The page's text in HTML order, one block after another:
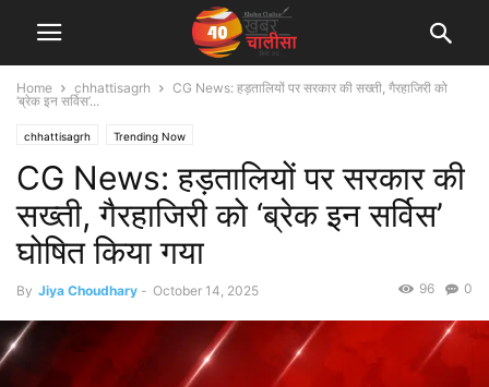
Home chhattisagrh
CG News: हड़तालियों पर सरकार की सख्ती, गैरहाजिरी को
‘ब्रेक इन सर्विस’...
chhattisagrh Trending Now
CG News: हड़तालियों पर सरकार की
सख्ती, गैरहाजिरी को ‘ब्रेक इन सर्विस’
घोषित किया गया
By Jiya Choudhary - October 14, 2025 0
96